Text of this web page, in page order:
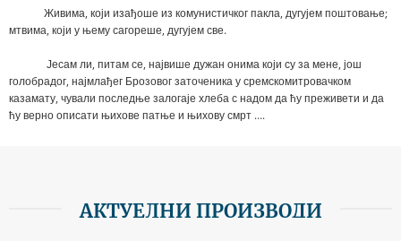
Живима, који изађоше из комунистичког пакла, дугујем поштовање;
мтвима, који у њему сагореше, дугујем све.
Јесам ли, питам се, највише дужан онима који су за мене, још
голобрадог, најмлађег Брозовог заточеника у сремскомитровачком
казамату, чували последње залогаје хлеба с надом да ћу преживети и да
ћу верно описати њихове патње и њихову смрт ….
АКТУЕЛНИ ПРОИЗВОДИ